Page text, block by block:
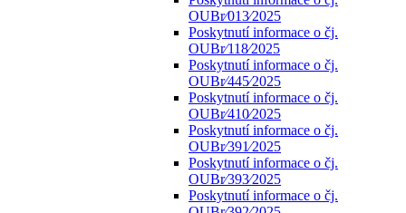
OUBr⁄013⁄2025
Poskytnutí informace o čj.
OUBr⁄118⁄2025
Poskytnutí informace o čj.
OUBr⁄445⁄2025
Poskytnutí informace o čj.
OUBr⁄410⁄2025
Poskytnutí informace o čj.
OUBr⁄391⁄2025
Poskytnutí informace o čj.
OUBr⁄393⁄2025
Poskytnutí informace o čj.